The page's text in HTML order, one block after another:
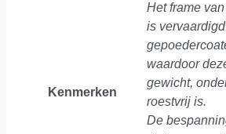
Kenmerken
Het frame
is
waardoor
gewicht,
roestvrij is.
De